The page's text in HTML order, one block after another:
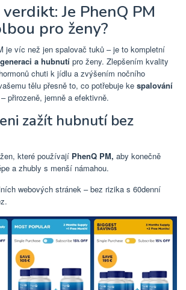
Je PhenQ PM
pro ženy?
je víc než jen spalovač tuků – je to kompletní
a hubnutí pro ženy. Zlepšením kvality
chuti k jídlu a zvýšením nočního
tělu přesně to, co potřebuje ke spalování
– přirozeně, jemně a efektivně.
zažít hubnutí bez
které používají PhenQ PM, aby konečně
a zhubly s menší námahou.
webových stránek – bez rizika s 60denní